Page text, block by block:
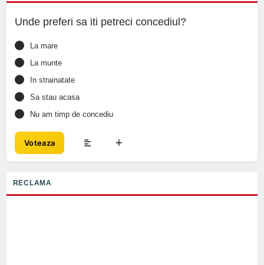
Unde preferi sa iti petreci concediul?
La mare
La munte
In strainatate
Sa stau acasa
Nu am timp de concediu
Voteaza
RECLAMA